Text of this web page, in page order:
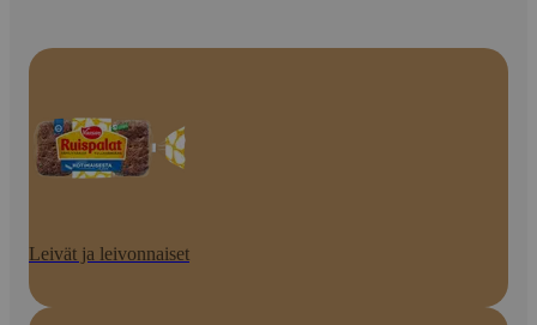
Leivät ja leivonnaiset